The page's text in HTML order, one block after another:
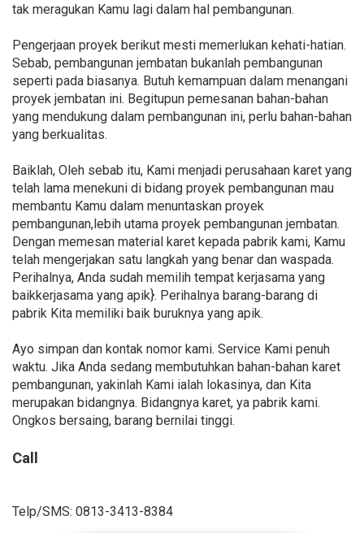
tak meragukan Kamu lagi dalam hal pembangunan.
Pengerjaan proyek berikut mesti memerlukan kehati-hatian.
Sebab, pembangunan jembatan bukanlah pembangunan
seperti pada biasanya. Butuh kemampuan dalam menangani
proyek jembatan ini. Begitupun pemesanan bahan-bahan
yang mendukung dalam pembangunan ini, perlu bahan-bahan
yang berkualitas.
Baiklah, Oleh sebab itu, Kami menjadi perusahaan karet yang
telah lama menekuni di bidang proyek pembangunan mau
membantu Kamu dalam menuntaskan proyek
pembangunan,lebih utama proyek pembangunan jembatan.
Dengan memesan material karet kepada pabrik kami, Kamu
telah mengerjakan satu langkah yang benar dan waspada.
Perihalnya, Anda sudah memilih tempat kerjasama yang
baikkerjasama yang apik}. Perihalnya barang-barang di
pabrik Kita memiliki baik buruknya yang apik.
Ayo simpan dan kontak nomor kami. Service Kami penuh
waktu. Jika Anda sedang membutuhkan bahan-bahan karet
pembangunan, yakinlah Kami ialah lokasinya, dan Kita
merupakan bidangnya. Bidangnya karet, ya pabrik kami.
Ongkos bersaing, barang bernilai tinggi.
Call
Telp/SMS: 0813-3413-8384